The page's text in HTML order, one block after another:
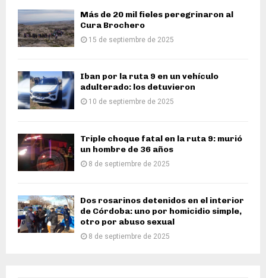
Más de 20 mil fieles peregrinaron al
Cura Brochero
15 de septiembre de 2025
Iban por la ruta 9 en un vehículo
adulterado: los detuvieron
10 de septiembre de 2025
Triple choque fatal en la ruta 9: murió
un hombre de 36 años
8 de septiembre de 2025
Dos rosarinos detenidos en el interior
de Córdoba: uno por homicidio simple,
otro por abuso sexual
8 de septiembre de 2025